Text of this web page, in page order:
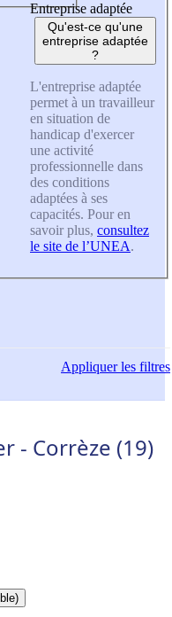
Entreprise adaptée
Qu'est-ce qu'une
entreprise adaptée
?
L'entreprise adaptée
permet à un travailleur
en situation de
handicap d'exercer
une activité
professionnelle dans
des conditions
adaptées à ses
capacités. Pour en
savoir plus, consultez
le site de l’UNEA.
Appliquerles filtres
- Corrèze (19)